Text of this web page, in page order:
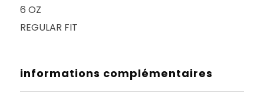
6 OZ
REGULAR FIT
informations complémentaires